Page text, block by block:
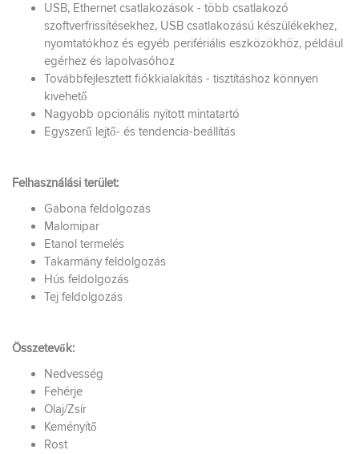
USB, Ethernet csatlakozások - több csatlakozó
szoftverfrissítésekhez, USB csatlakozású készülékekhez,
nyomtatókhoz és egyéb perifériális eszközökhöz, például
egérhez és lapolvasóhoz
Továbbfejlesztett fiókkialakítás - tisztításhoz könnyen
kivehető
Nagyobb opcionális nyitott mintatartó
Egyszerű lejtő- és tendencia-beállítás
Felhasználási terület:
Gabona feldolgozás
Malomipar
Etanol termelés
Takarmány feldolgozás
Hús feldolgozás
Tej feldolgozás
Összetevők:
Nedvesség
Fehérje
Olaj/Zsír
Keményítő
Rost